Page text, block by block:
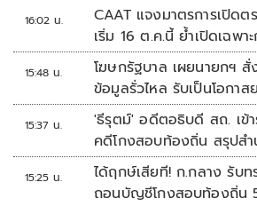
16:02 น.
CAAT แจงมาตรการเปิดต
เริ่ม 16 ต.ค.นี้ ย้ำเปิดเฉพ
15:48 น.
โฆษกรัฐบาล เผยนายกฯ
ข้อมูลรั่วไหล รับเป็นโอกา
ปลอดภัยข้อมูลภาครัฐทั้งร
15:37 น.
'ธีรุตม์' อดีตอธิบดี สถ. เข้
คดีโกงสอบท้องถิ่น สรุปส
สัปดาห์หน้า
15:25 น.
ได้ฤกษ์เสียที! ก.กลาง รับ
ถอนบัญชีโกงสอบท้องถิ่น